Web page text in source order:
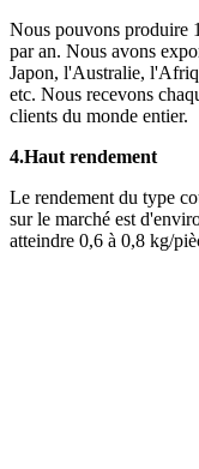
Nous pouvons produire
par an. Nous avons
Japon, l'Australie,
etc. Nous recevons
clients du monde entier.
4.Haut rendement
Le rendement du type
sur le marché est
atteindre 0,6 à 0,8 kg/